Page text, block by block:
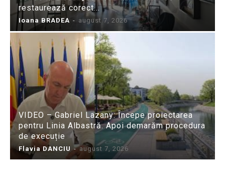
restaurează corect...
Ioana BRADEA - august 7, 2026
VIDEO – Gabriel Lazany: Începe proiectarea
pentru Linia Albastră. Apoi demarăm procedura
de execuție
Flavia DANCIU - august 7, 2026